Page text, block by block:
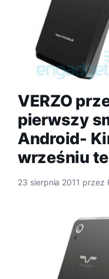
VERZO
pierwszy
Android-
wrześniu
23 sierpnia 2011 przez